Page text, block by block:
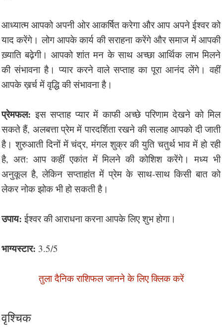
आध्यात्म आपको अपनी ओर आकर्षित करेगा और आप अपने ईश्वर को
याद करेंगे। लोग आपके कार्य की सराहना करेंगे और समाज में आपकी
ख़्याति बढ़ेगी। आपको शांत मन के साथ अच्छा आर्थिक लाभ मिलने
की संभावना है। प्यार करने वाले सप्ताह का पूरा आनंद लेंगे। वहीं
आपके ख़र्च में वृद्धि की संभावना है।
प्रेमफल: इस सप्ताह प्यार में काफी अच्छे परिणाम देखने को मिल
सकते हैं, अलबत्ता प्रेम में पारदर्शिता रखने की सलाह आपको दी जाती
है। शुरुआती दिनों में चंद्र, मंगल शुक्र की युति चतुर्थ भाव में हो रही
है, अत: आप कहीं एकांत में मिलने की कोशिश करेंगे। मध्य भी
अनुकूल है, लेकिन सप्ताहांत में प्रेम के साथ-साथ किसी बात को
लेकर नोक झोक भी हो सकती है।
उपाय: ईश्वर की आराधना करना आपके लिए शुभ होगा।
भाग्यस्टार: 3.5/5
तुला दैनिक राशिफल जानने के लिए क्लिक करें
वृश्चिक